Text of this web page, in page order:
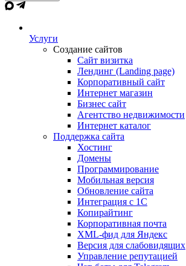
Услуги
Создание сайтов
Сайт визитка
Лендинг (Landing page)
Корпоративный сайт
Интернет магазин
Бизнес сайт
Агентство недвижимости
Интернет каталог
Поддержка сайта
Хостинг
Домены
Программирование
Мобильная версия
Обновление сайта
Интеграция с 1С
Копирайтинг
Корпоративная почта
XML-фид для Яндекс
Версия для слабовидящих
Управление репутацией